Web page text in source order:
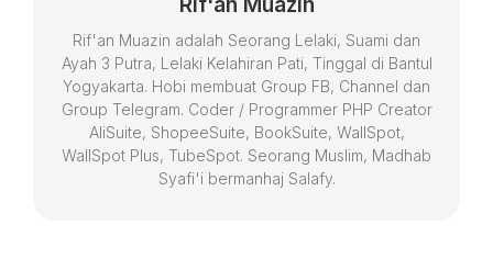
Rif'an Muazin adalah Seorang Lelaki, Suami dan
Ayah 3 Putra, Lelaki Kelahiran Pati, Tinggal di Bantul
Yogyakarta. Hobi membuat Group FB, Channel dan
Group Telegram. Coder / Programmer PHP Creator
AliSuite, ShopeeSuite, BookSuite, WallSpot,
WallSpot Plus, TubeSpot. Seorang Muslim, Madhab
Syafi'i bermanhaj Salafy.